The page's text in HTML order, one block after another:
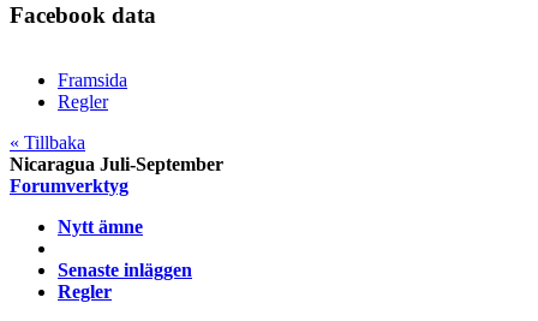
Facebook data
Framsida
Regler
« Tillbaka
Nicaragua Juli-September
Forumverktyg
Nytt ämne
Senaste inläggen
Regler